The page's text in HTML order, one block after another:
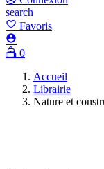
search
favorite_border Favoris

0
Accueil
Librairie
Nature et